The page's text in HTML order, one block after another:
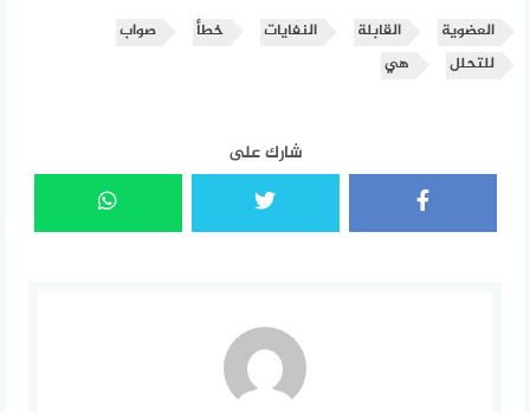
العضوية القابلة النفايات خطأ
صواب
للتحلل
هي
شارك على